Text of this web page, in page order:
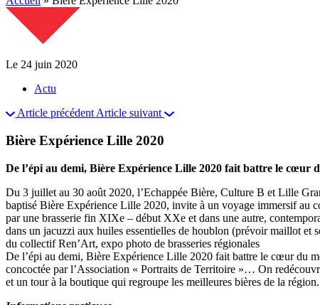
Le 24 juin 2020
Actu
Article précédent Article suivant
Bière Expérience Lille 2020
De l’épi au demi, Bière Expérience Lille 2020 fait battre le cœur
Du 3 juillet au 30 août 2020, l’Echappée Bière, Culture B et Lille
baptisé Bière Expérience Lille 2020, invite à un voyage immersif au
par une brasserie fin XIXe – début XXe et dans une autre,
dans un jacuzzi aux huiles essentielles de houblon (prévoir maillot et
du collectif Ren’Art, expo photo de brasseries régionales
De l’épi au demi, Bière Expérience Lille 2020 fait battre le cœur du
concoctée par l’Association « Portraits de Territoire »… On
et un tour à la boutique qui regroupe les meilleures bières de la région.